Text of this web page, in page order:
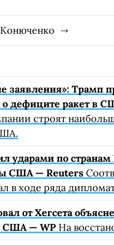
заявления»: Трамп
о дефиците ракет в
строят
ударами по
США — Reuters
в ходе ряда
от Хегсета
США — WP На